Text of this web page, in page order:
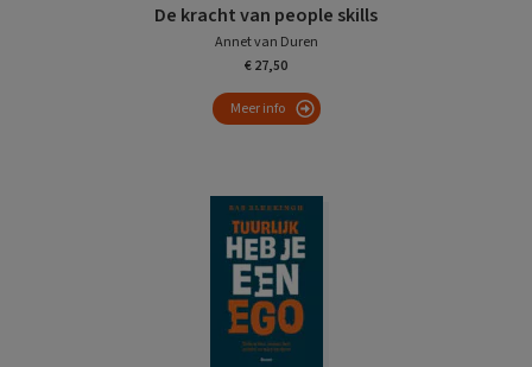
De kracht van people skills
Annet van Duren
€ 27,50
Meer info